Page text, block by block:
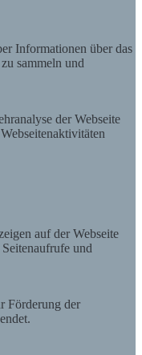
Informationen über das
sammeln und
der Webseite
auf der Webseite
und
Förderung der